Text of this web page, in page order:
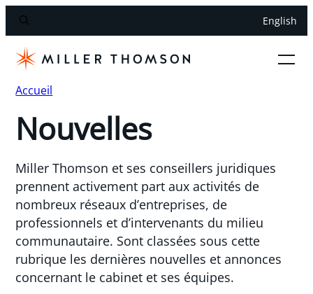
English
Accueil
Nouvelles
Miller Thomson et ses conseillers juridiques
prennent activement part aux activités de
nombreux réseaux d’entreprises, de
professionnels et d’intervenants du milieu
communautaire. Sont classées sous cette
rubrique les dernières nouvelles et annonces
concernant le cabinet et ses équipes.